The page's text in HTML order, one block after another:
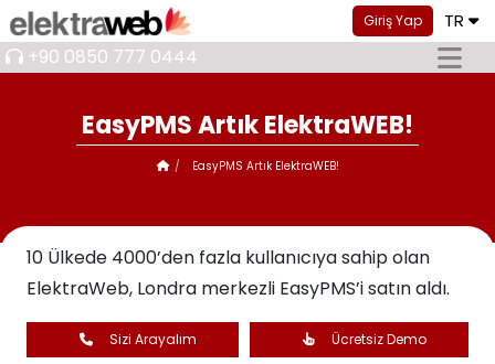
Giriş Yap TR
+90 0850 777 0444
EasyPMS Artık ElektraWEB!
EasyPMS Artık ElektraWEB!
10 Ülkede 4000’den fazla kullanıcıya sahip olan
ElektraWeb, Londra merkezli EasyPMS’i satın aldı.
Sizi Arayalım Ücretsiz Demo